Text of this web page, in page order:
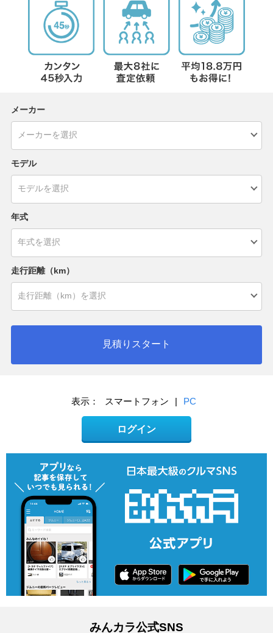
メーカー
モデル
年式
走行距離（km）
見積りスタート
表示： スマートフォン | PC
ログイン
みんカラ公式SNS